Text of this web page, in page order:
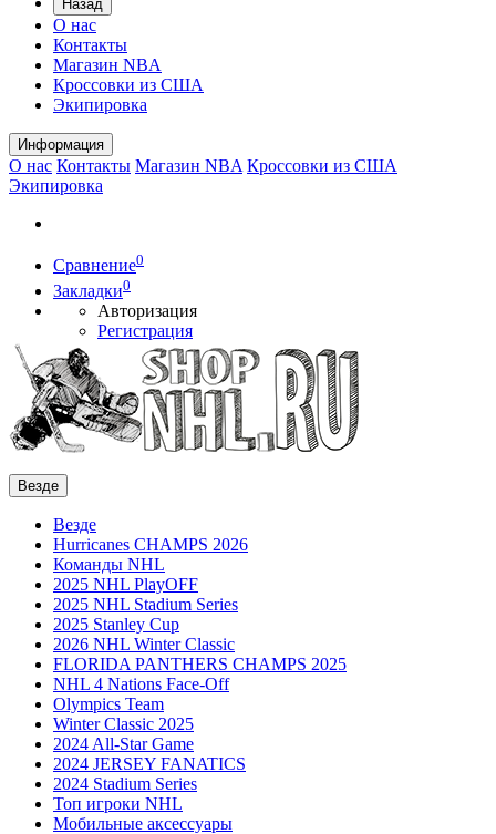
Назад
О нас
Контакты
Магазин NBA
Кроссовки из США
Экипировка
Информация
О нас Контакты Магазин NBA Кроссовки из США
Экипировка
Сравнение0
Закладки0
Авторизация
Регистрация
Везде
Везде
Hurricanes CHAMPS 2026
Команды NHL
2025 NHL PlayOFF
2025 NHL Stadium Series
2025 Stanley Cup
2026 NHL Winter Classic
FLORIDA PANTHERS CHAMPS 2025
NHL 4 Nations Face-Off
Olympics Team
Winter Classic 2025
2024 All-Star Game
2024 JERSEY FANATICS
2024 Stadium Series
Топ игроки NHL
Мобильные аксессуары